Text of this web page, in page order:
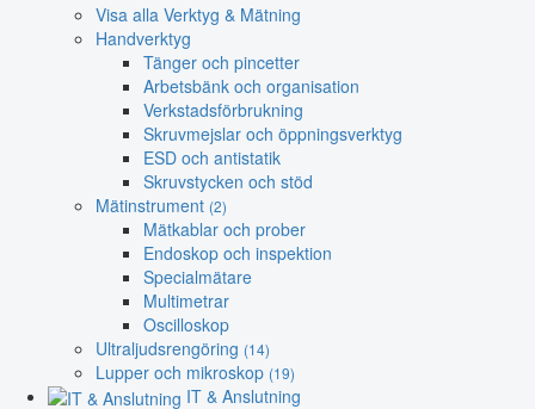
Visa alla Verktyg & Mätning
Handverktyg
Tänger och pincetter
Arbetsbänk och organisation
Verkstadsförbrukning
Skruvmejslar och öppningsverktyg
ESD och antistatik
Skruvstycken och stöd
Mätinstrument (2)
Mätkablar och prober
Endoskop och inspektion
Specialmätare
Multimetrar
Oscilloskop
Ultraljudsrengöring (14)
Lupper och mikroskop (19)
IT & Anslutning